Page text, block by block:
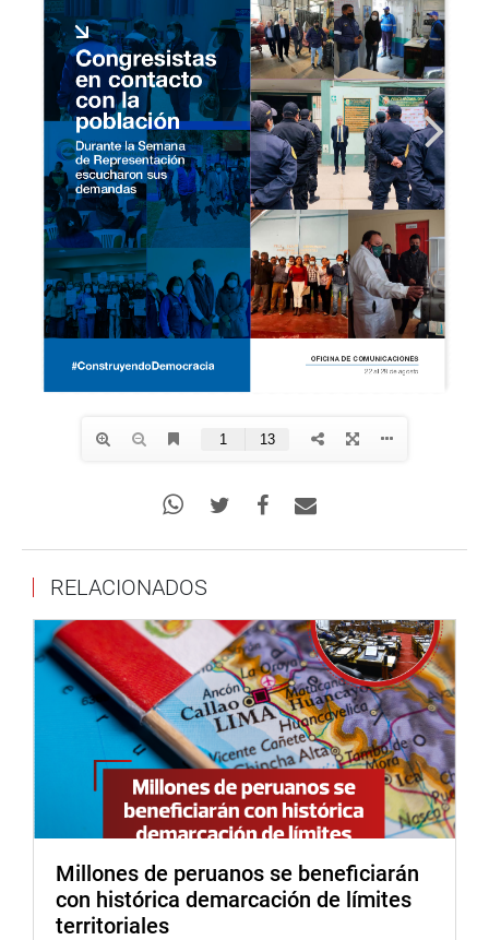
RELACIONADOS
Millones de peruanos se beneficiarán
con histórica demarcación de límites
territoriales